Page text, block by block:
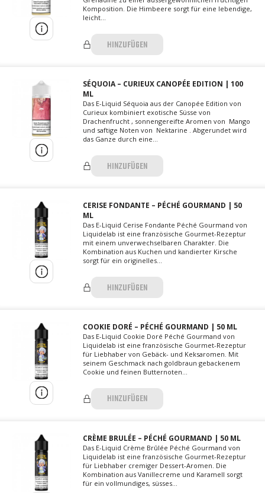
Komposition. Die Himbeere sorgt für eine lebendige,
leicht...
HINZUFÜGEN
SÉQUOIA – CURIEUX CANOPÉE EDITION | 100
ML
Das E-Liquid Séquoia aus der Canopée Edition von
Curieux kombiniert exotische Süsse von
Drachenfrucht , sonnengereifte Aromen von Mango
und saftige Noten von Nektarine . Abgerundet wird
das Ganze durch eine...
HINZUFÜGEN
CERISE FONDANTE – PÉCHÉ GOURMAND | 50
ML
Das E-Liquid Cerise Fondante Péché Gourmand von
Liquidelab ist eine französische Gourmet-Rezeptur
mit einem unverwechselbaren Charakter. Die
Kombination aus Kuchen und kandierter Kirsche
sorgt für ein originelles...
HINZUFÜGEN
COOKIE DORÉ – PÉCHÉ GOURMAND | 50 ML
Das E-Liquid Cookie Doré Péché Gourmand von
Liquidelab ist eine französische Gourmet-Rezeptur
für Liebhaber von Gebäck- und Keksaromen. Mit
seinem Geschmack nach goldbraun gebackenem
Cookie und feinen Butternoten...
HINZUFÜGEN
CRÈME BRULÉE – PÉCHÉ GOURMAND | 50 ML
Das E-Liquid Crème Brûlée Péché Gourmand von
Liquidelab ist eine französische Gourmet-Rezeptur
für Liebhaber cremiger Dessert-Aromen. Die
Kombination aus Vanillecreme und Karamell sorgt
für ein vollmundiges, süsses...